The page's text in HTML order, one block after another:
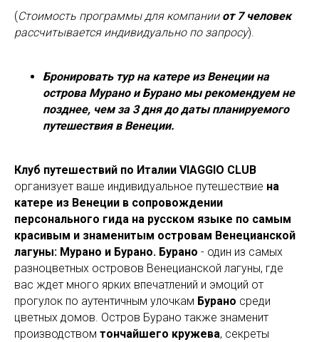
(Стоимость программы для компании от 7 человек
рассчитывается индивидуально по запросу).
Бронировать тур на катере из Венеции на
острова Мурано и Бурано мы рекомендуем не
позднее, чем за 3 дня до даты планируемого
путешествия в Венеции.
Клуб путешествий по Италии VIAGGIO CLUB
организует ваше индивидуальное путешествие на
катере из Венеции в сопровождении
персонального гида на русском языке по самым
красивым и знаменитым островам Венецианской
лагуны: Мурано и Бурано. Бурано - один из самых
разноцветных островов Венецианской лагуны, где
вас ждет много ярких впечатлений и эмоций от
прогулок по аутентичным улочкам Бурано среди
цветных домов. Остров Бурано также знаменит
производством тончайшего кружева, секреты